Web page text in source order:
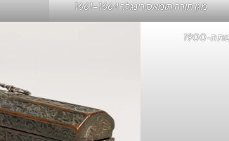
מגן תורה תומאס רינגלר 1661-1664